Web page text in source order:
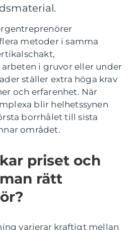
metoder i samma
i gruvor eller under
ställer extra höga krav
och erfarenhet. När
blir helhetssynen
borrhålet till sista
området.
priset och
rätt
varierar kraftigt mellan